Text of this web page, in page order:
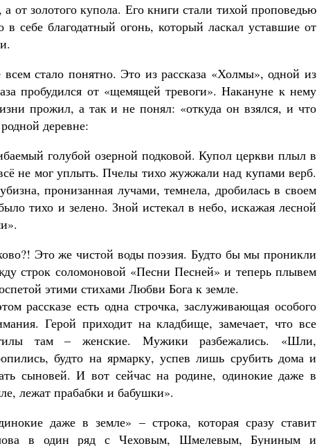
от золотого купола. Его книги стали тихой проповедью
себе благодатный огонь, который ласкал уставшие от
стало понятно. Это из рассказа «Холмы», одной из
пробудился от «щемящей тревоги». Накануне к нему
прожил, а так и не понял: «откуда он взялся, и что
деревне:
голубой озерной подковой. Купол церкви плыл в
не мог уплыть. Пчелы тихо жужжали над купами верб.
пронизанная лучами, темнела, дробилась в своем
тихо и зелено. Зной истекал в небо, искажая лесной
Это же чистой воды поэзия. Будто бы мы проникли
строк соломоновой «Песни Песней» и теперь плывем
этими стихами Любви Бога к земле.
рассказе есть одна строчка, заслуживающая особого
Герой приходит на кладбище, замечает, что все
там – женские. Мужики разбежались. «Шли,
будто на ярмарку, успев лишь срубить дома и
сыновей. И вот сейчас на родине, одинокие даже в
лежат прабабки и бабушки».
даже в земле» – строка, которая сразу ставит
в один ряд с Чеховым, Шмелевым, Буниным и